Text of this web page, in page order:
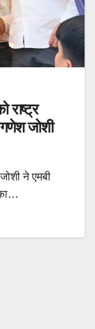
राष्ट्र
गणेश जोशी
ने एमबी
का…